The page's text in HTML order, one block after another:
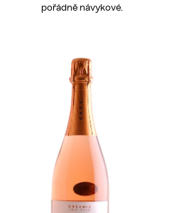
pořádně návykové.